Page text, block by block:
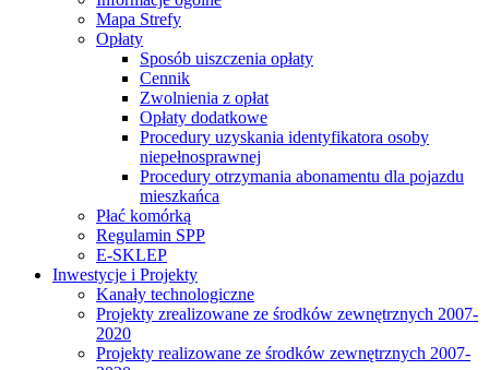
Mapa Strefy
Opłaty
Sposób uiszczenia opłaty
Cennik
Zwolnienia z opłat
Opłaty dodatkowe
Procedury uzyskania identyfikatora osoby
niepełnosprawnej
Procedury otrzymania abonamentu dla pojazdu
mieszkańca
Płać komórką
Regulamin SPP
E-SKLEP
Inwestycje i Projekty
Kanały technologiczne
Projekty zrealizowane ze środków zewnętrznych 2007-
2020
Projekty realizowane ze środków zewnętrznych 2007-